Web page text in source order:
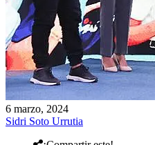
6 marzo, 2024
Sidri Soto Urrutia